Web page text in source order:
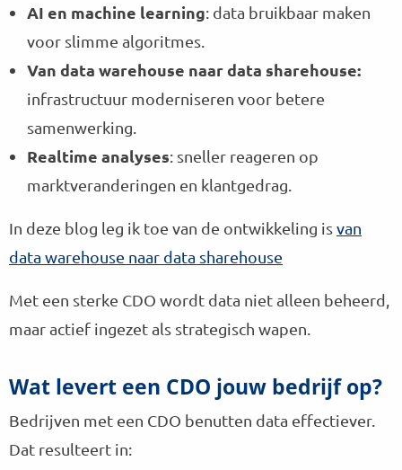
AI en machine learning: data bruikbaar maken
voor slimme algoritmes.
Van data warehouse naar data sharehouse:
infrastructuur moderniseren voor betere
samenwerking.
Realtime analyses: sneller reageren op
marktveranderingen en klantgedrag.
In deze blog leg ik toe van de ontwikkeling isvan
data warehouse naar data sharehouse
Met een sterke CDO wordt data niet alleen beheerd,
maar actief ingezet als strategisch wapen.
Wat levert een CDO jouw bedrijf op?
Bedrijven met een CDO benutten data effectiever.
Dat resulteert in: